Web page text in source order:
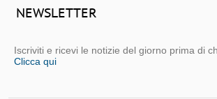
NEWSLETTER
Iscriviti e ricevi le notizie del giorno prima di
Clicca qui